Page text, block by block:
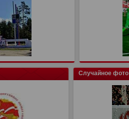
Случайное фото